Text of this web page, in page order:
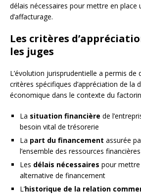
délais nécessaires pour mettre en place
d’affacturage.
Les critères
les juges
L’évolution jurisprudentielle a permis de
critères spécifiques d’appréciation de la
économique dans le contexte du
La situation financière de
besoin vital de trésorerie
La part du financement assurée
l’ensemble des ressources
Les délais nécessaires pour
alternative de financement
L’historique de la relation